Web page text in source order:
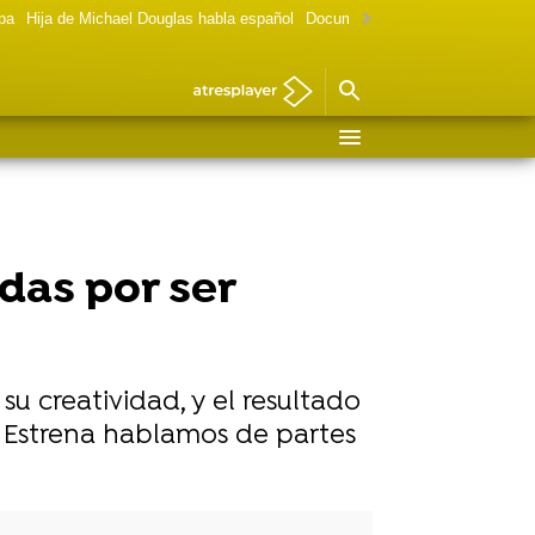
Hija de Michael Douglas habla español Documental Las chicas Gilmore
por ser
creatividad, y el resultado
Estrena hablamos de partes